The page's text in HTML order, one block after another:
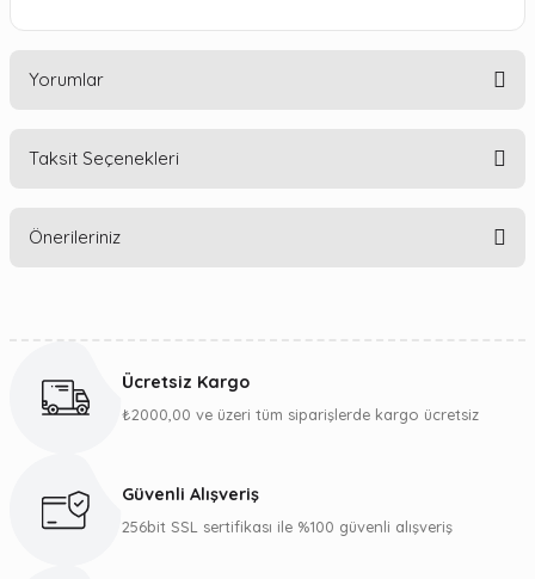
Yorumlar
Taksit Seçenekleri
Önerileriniz
Görüş ve önerileriniz için teşekkür ederiz.
Ürün bilgilerinde hatalar bulunuyor.
Ücretsiz Kargo
₺2000,00 ve üzeri tüm siparişlerde kargo ücretsiz
Güvenli Alışveriş
256bit SSL sertifikası ile %100 güvenli alışveriş